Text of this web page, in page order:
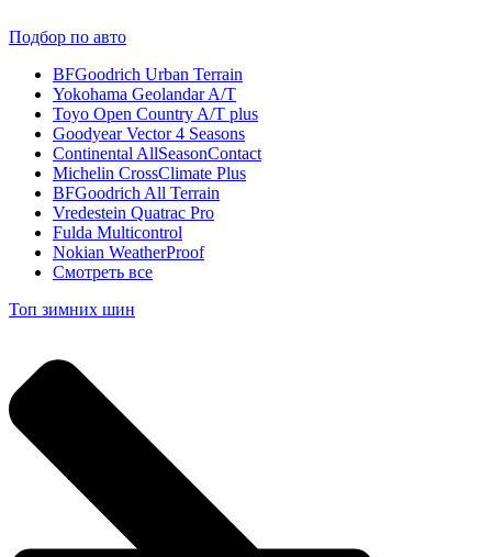
Подбор по авто
BFGoodrich Urban Terrain
Yokohama Geolandar A/T
Toyo Open Country A/T plus
Goodyear Vector 4 Seasons
Continental AllSeasonContact
Michelin CrossClimate Plus
BFGoodrich All Terrain
Vredestein Quatrac Pro
Fulda Multicontrol
Nokian WeatherProof
Смотреть все
Топ зимних шин